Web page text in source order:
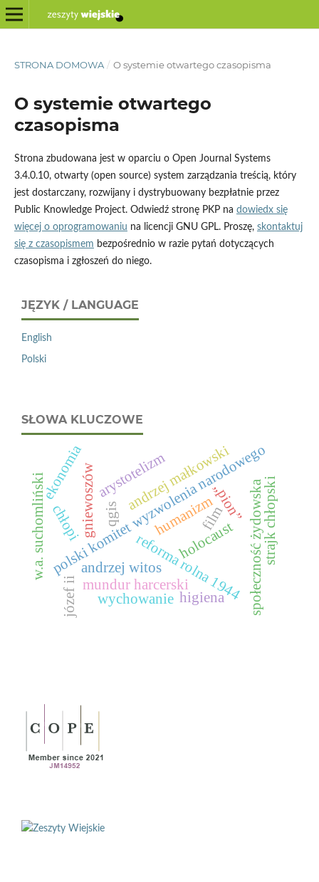
STRONA DOMOWA / O systemie otwartego czasopisma
O systemie otwartego
czasopisma
Strona zbudowana jest w oparciu o Open Journal Systems
3.4.0.10, otwarty (open source) system zarządzania treścią, który
jest dostarczany, rozwijany i dystrybuowany bezpłatnie przez
Public Knowledge Project. Odwiedź stronę PKP na dowiedx się
więcej o oprogramowaniu na licencji GNU GPL. Proszę, skontaktuj
się z czasopismem bezpośrednio w razie pytań dotyczących
czasopisma i zgłoszeń do niego.
JĘZYK / LANGUAGE
English
Polski
SŁOWA KLUCZOWE
andrzej witos
polski komitet wyzwolenia narodowego
reforma rolna 1944
gniewoszów społeczność żydowska
holocaust
qgis
mundur harcerski
andrzej małkowski
chłopi strajk chłopski
„pion”
higiena
arystotelizm
humanizm
w.a. suchomliński
wychowanie
film
józef ii
ekonomia